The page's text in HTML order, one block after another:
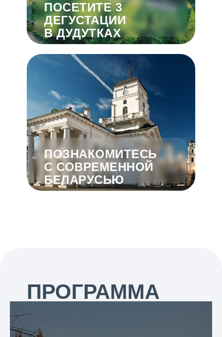
ПОСЕТИТЕ 3
ДЕГУСТАЦИИ
В ДУДУТКАХ
ПОЗНАКОМИТЕСЬ
С СОВРЕМЕННОЙ
БЕЛАРУСЬЮ
ПРОГРАММА
ТУРА